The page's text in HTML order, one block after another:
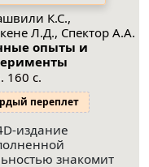
К.С.,
Л.Д., Спектор А.А.
опыты и
160 с.
переплет
издание
знакомит